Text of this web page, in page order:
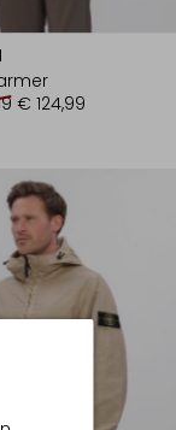
€ 124,99